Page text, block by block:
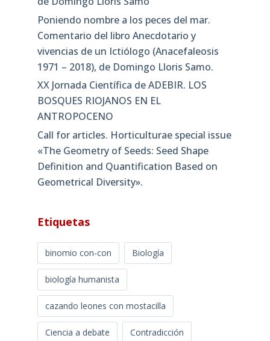
Poniendo nombre a los peces del mar.
Comentario del libro Anecdotario y
vivencias de un Ictiólogo (Anacefaleosis
1971 – 2018), de Domingo Lloris Samo.
XX Jornada Científica de ADEBIR. LOS
BOSQUES RIOJANOS EN EL
ANTROPOCENO
Call for articles. Horticulturae special issue
«The Geometry of Seeds: Seed Shape
Definition and Quantification Based on
Geometrical Diversity»​.
Etiquetas
binomio con-con Biología
biología humanista
cazando leones con mostacilla
Ciencia a debate Contradicción